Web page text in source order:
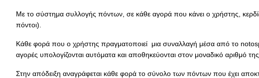
Με το σύστημα συλλογής πόντων, σε κάθε αγορά που κάνει ο χρήστης,
πόντοι).
Κάθε φορά που ο χρήστης πραγματοποιεί μια συναλλαγή μέσα από το
αγορές υπολογίζονται αυτόματα και αποθηκεύονται στον μοναδικό αριθμό
Στην απόδειξη αναγράφεται κάθε φορά το σύνολο των πόντων που έχει